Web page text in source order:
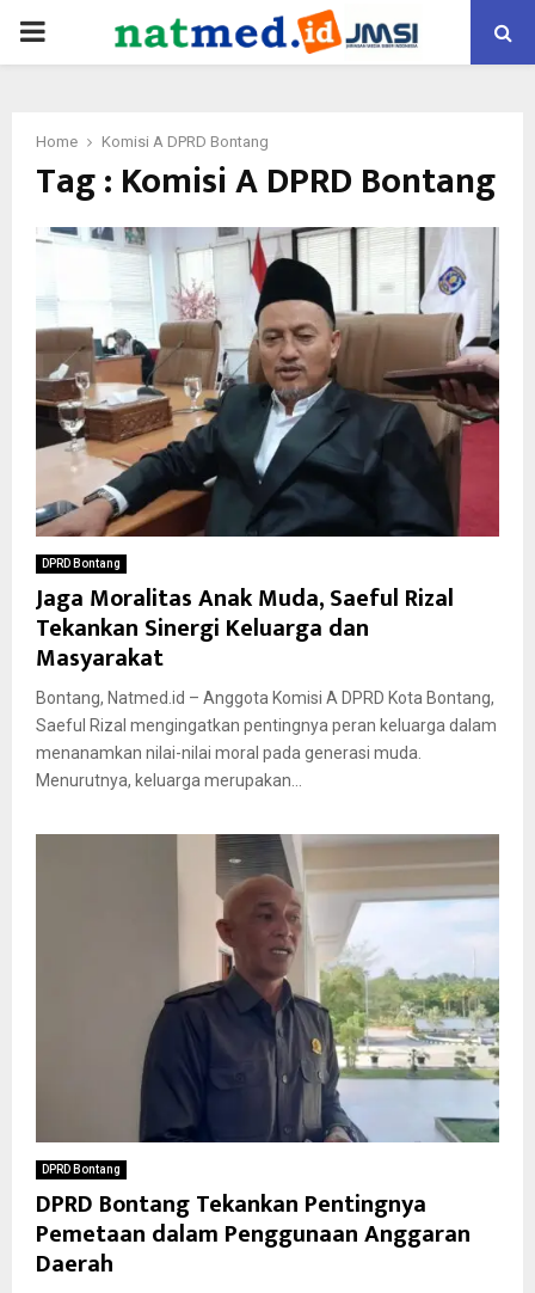
PRIMARY
Home Komisi A DPRD Bontang
Tag : Komisi A DPRD Bontang
DPRD Bontang
Jaga Moralitas Anak Muda, Saeful Rizal
Tekankan Sinergi Keluarga dan
Masyarakat
Bontang, Natmed.id – Anggota Komisi A DPRD Kota Bontang,
Saeful Rizal mengingatkan pentingnya peran keluarga dalam
menanamkan nilai-nilai moral pada generasi muda.
Menurutnya, keluarga merupakan...
DPRD Bontang
DPRD Bontang Tekankan Pentingnya
Pemetaan dalam Penggunaan Anggaran
Daerah